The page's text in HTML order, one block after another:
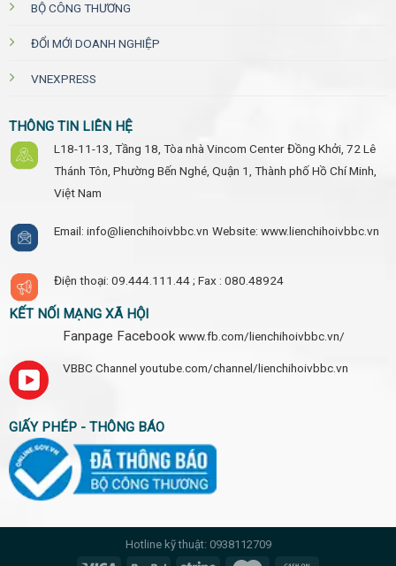
BỘ CÔNG THƯƠNG
ĐỔI MỚI DOANH NGHIỆP
VNEXPRESS
THÔNG TIN LIÊN HỆ
L18-11-13, Tầng 18, Tòa nhà Vincom Center Đồng Khởi, 72 Lê
Thánh Tôn, Phường Bến Nghé, Quận 1, Thành phố Hồ Chí Minh,
Việt Nam
Email: info@lienchihoivbbc.vn Website: www.lienchihoivbbc.vn
Điện thoại: 09.444.111.44 ; Fax : 080.48924
KẾT NỐI MẠNG XÃ HỘI
Fanpage Facebook www.fb.com/lienchihoivbbc.vn/
VBBC Channel youtube.com/channel/lienchihoivbbc.vn
GIẤY PHÉP - THÔNG BÁO
Hotline kỹ thuật: 0938112709